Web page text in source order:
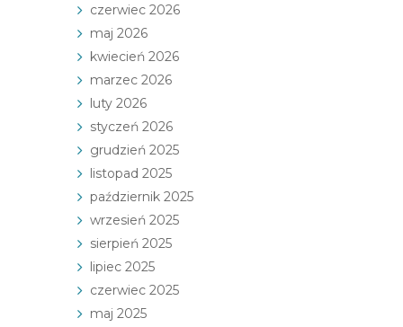
czerwiec 2026
maj 2026
kwiecień 2026
marzec 2026
luty 2026
styczeń 2026
grudzień 2025
listopad 2025
październik 2025
wrzesień 2025
sierpień 2025
lipiec 2025
czerwiec 2025
maj 2025